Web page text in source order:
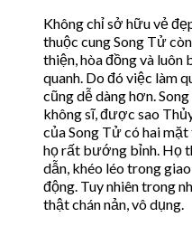
Không chỉ sở hữu vẻ
thuộc cung Song Tử
thiện, hòa đồng và luôn
quanh. Do đó việc làm
cũng dễ dàng hơn.
không sĩ, được sao
của Song Tử có hai mặt
họ rất bướng bỉnh. Họ
dẫn, khéo léo trong
động. Tuy nhiên trong
thật chán nản, vô dụng.